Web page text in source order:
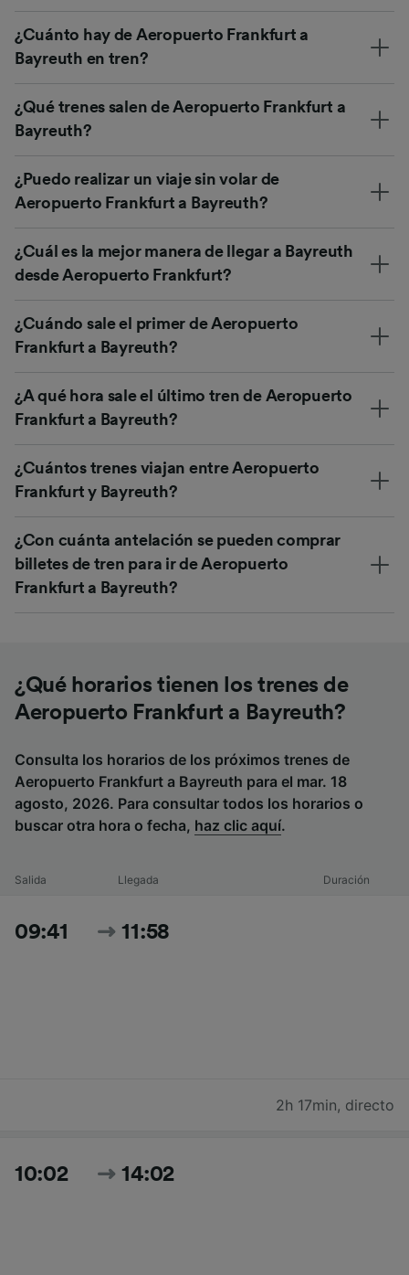
¿Cuánto hay de Aeropuerto Frankfurt a
Bayreuth en tren?
¿Qué trenes salen de Aeropuerto Frankfurt a
Bayreuth?
¿Puedo realizar un viaje sin volar de
Aeropuerto Frankfurt a Bayreuth?
¿Cuál es la mejor manera de llegar a Bayreuth
desde Aeropuerto Frankfurt?
¿Cuándo sale el primer de Aeropuerto
Frankfurt a Bayreuth?
¿A qué hora sale el último tren de Aeropuerto
Frankfurt a Bayreuth?
¿Cuántos trenes viajan entre Aeropuerto
Frankfurt y Bayreuth?
¿Con cuánta antelación se pueden comprar
billetes de tren para ir de Aeropuerto
Frankfurt a Bayreuth?
¿Qué horarios tienen los trenes de
Aeropuerto Frankfurt a Bayreuth?
Consulta los horarios de los próximos trenes de
Aeropuerto Frankfurt a Bayreuth para el mar. 18
agosto, 2026. Para consultar todos los horarios o
buscar otra hora o fecha, haz clic aquí.
Salida Llegada Duración
09:41 11:58
2h 17min, directo
10:02 14:02